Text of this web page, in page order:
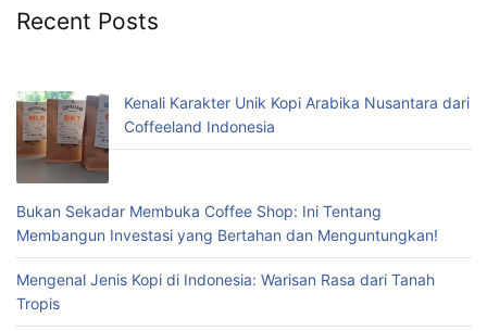
Recent Posts
Kenali Karakter Unik Kopi Arabika Nusantara dari
Coffeeland Indonesia
Bukan Sekadar Membuka Coffee Shop: Ini Tentang
Membangun Investasi yang Bertahan dan Menguntungkan!
Mengenal Jenis Kopi di Indonesia: Warisan Rasa dari Tanah
Tropis